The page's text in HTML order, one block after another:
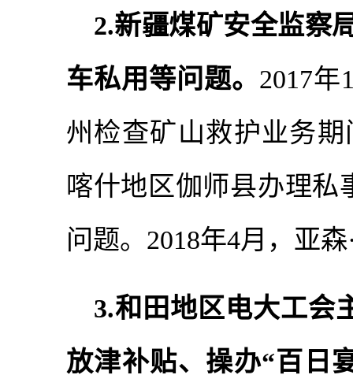
2.新疆煤矿安全监察
车私用等问题。 2017
州检查矿山救护业务
喀什地区伽师县办理
问题。2018年4月，亚
3.和田地区电大工会
放津补贴、操办“百日